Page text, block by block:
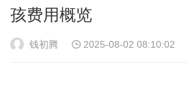
孩费用概览
钱初腾 2025-08-02 08:10:02